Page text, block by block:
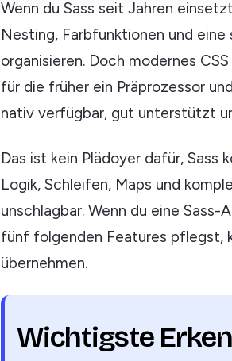
Wenn du Sass seit Jahren
Nesting, Farbfunktionen und
organisieren. Doch modernes
für die früher ein Präprozessor
nativ verfügbar, gut unterstützt
Das ist kein Plädoyer dafür,
Logik, Schleifen, Maps und
unschlagbar. Wenn du eine
fünf folgenden Features pflegst,
übernehmen.
Wichtigste